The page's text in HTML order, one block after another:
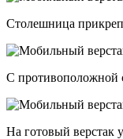
Столешница
С противоположной
На готовый верстак